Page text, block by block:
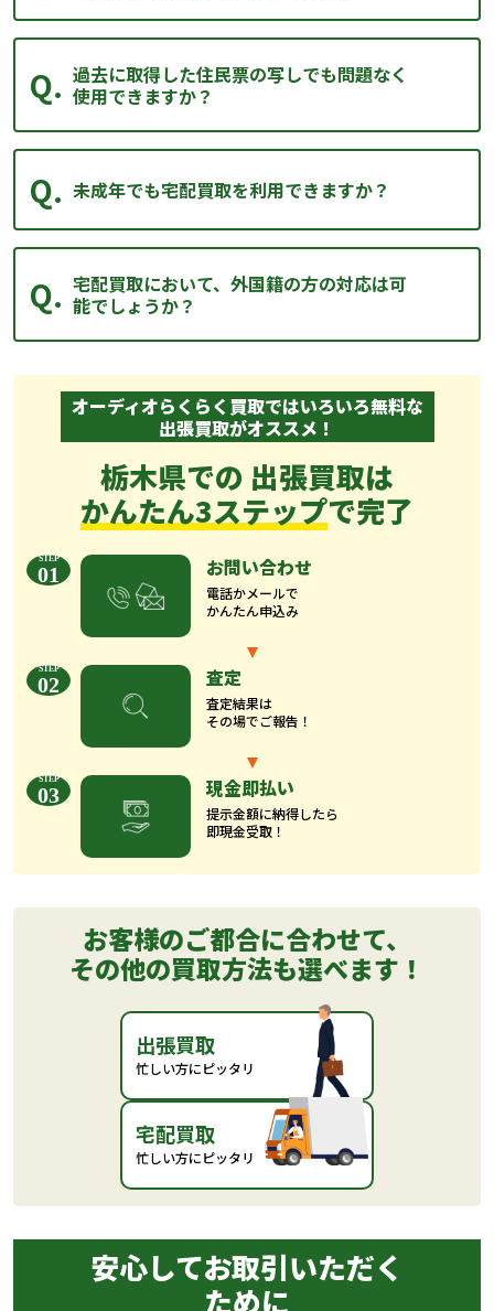
過去に取得した住民票の写しでも問題なく
使用できますか？
未成年でも宅配買取を利用できますか？
宅配買取において、外国籍の方の対応は可
能でしょうか？
オーディオらくらく買取ではいろいろ無料な
出張買取がオススメ！
栃木県での 出張買取は
かんたん3ステップで完了
01 お問い合わせ
電話かメールで
かんたん申込み
02 査定
査定結果は
その場でご報告！
03 現金即払い
提示金額に納得したら
即現金受取！
お客様のご都合に合わせて、
その他の買取方法も選べます！
出張買取
忙しい方にピッタリ
宅配買取
忙しい方にピッタリ
安心してお取引いただく
ために